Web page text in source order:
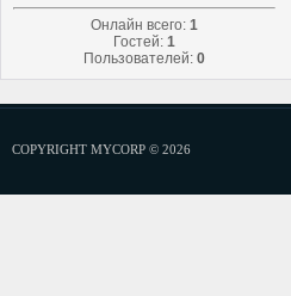
Онлайн всего: 1
Гостей: 1
Пользователей: 0
COPYRIGHT MYCORP © 2026